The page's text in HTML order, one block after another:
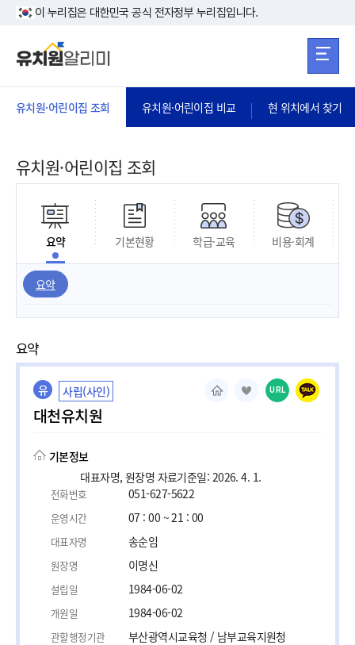
본문 바로가기
이 누리집은 대한민국 공식 전자정부 누리집입니다.
유치원·어린이집 조회 유치원·어린이집 비교 현 위치에서 찾기
유치원·어린이집 조회
요약 기본현황 학급·교육 비용·회계
요약
요약
유 사립(사인)
대천유치원
URL
기본정보
대표자명, 원장명 자료기준일: 2026. 4. 1.
전화번호 051-627-5622
운영시간 07 : 00 ~ 21 : 00
대표자명 송순임
원장명 이명신
설립일 1984-06-02
개원일 1984-06-02
관할행정기관 부산광역시교육청 / 남부교육지원청